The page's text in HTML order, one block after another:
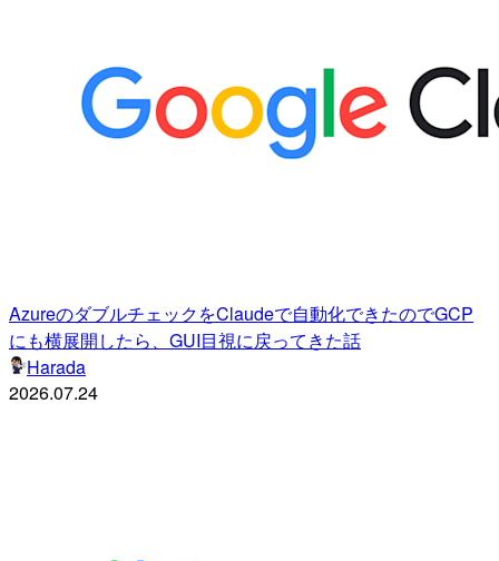
AzureのダブルチェックをClaudeで自動化できたのでGCP
にも横展開したら、GUI目視に戻ってきた話
Harada
2026.07.24